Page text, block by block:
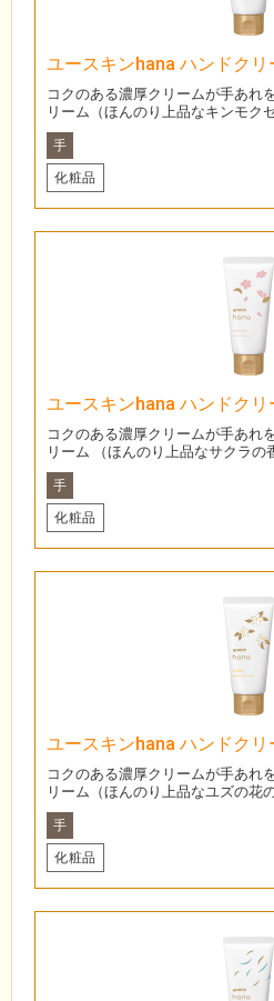
ユースキンhana ハンドクリ
コクのある濃厚クリームが手あれ
リーム（ほんのり上品なキンモク
手
化粧品
ユースキンhana ハンドクリ
コクのある濃厚クリームが手あれ
リーム （ほんのり上品なサクラの
手
化粧品
ユースキンhana ハンドクリ
コクのある濃厚クリームが手あれ
リーム（ほんのり上品なユズの花
手
化粧品